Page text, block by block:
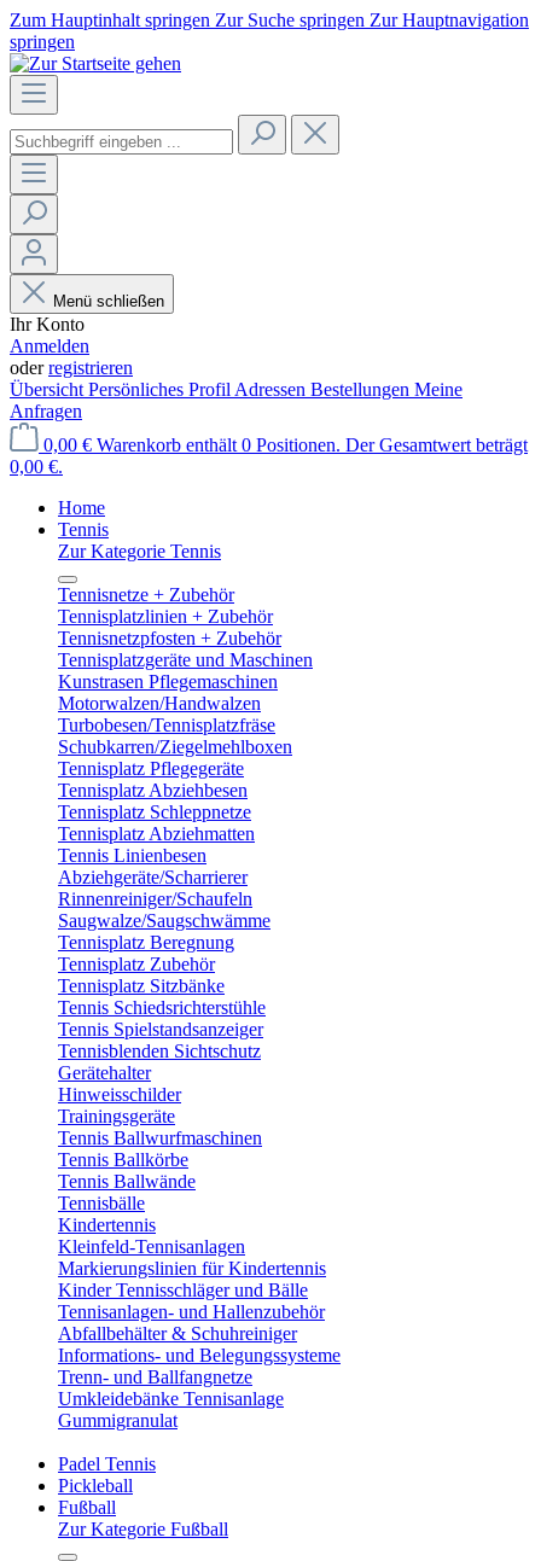
Zum Hauptinhalt springen Zur Suche springen Zur Hauptnavigation
springen
Menü schließen
Ihr Konto
Anmelden
oderregistrieren
Übersicht Persönliches Profil Adressen Bestellungen Meine
Anfragen
0,00 € Warenkorb enthält 0 Positionen. Der Gesamtwert beträgt
0,00 €.
Home
Tennis
Zur Kategorie Tennis
Tennisnetze + Zubehör
Tennisplatzlinien + Zubehör
Tennisnetzpfosten + Zubehör
Tennisplatzgeräte und Maschinen
Kunstrasen Pflegemaschinen
Motorwalzen/Handwalzen
Turbobesen/Tennisplatzfräse
Schubkarren/Ziegelmehlboxen
Tennisplatz Pflegegeräte
Tennisplatz Abziehbesen
Tennisplatz Schleppnetze
Tennisplatz Abziehmatten
Tennis Linienbesen
Abziehgeräte/Scharrierer
Rinnenreiniger/Schaufeln
Saugwalze/Saugschwämme
Tennisplatz Beregnung
Tennisplatz Zubehör
Tennisplatz Sitzbänke
Tennis Schiedsrichterstühle
Tennis Spielstandsanzeiger
Tennisblenden Sichtschutz
Gerätehalter
Hinweisschilder
Trainingsgeräte
Tennis Ballwurfmaschinen
Tennis Ballkörbe
Tennis Ballwände
Tennisbälle
Kindertennis
Kleinfeld-Tennisanlagen
Markierungslinien für Kindertennis
Kinder Tennisschläger und Bälle
Tennisanlagen- und Hallenzubehör
Abfallbehälter & Schuhreiniger
Informations- und Belegungssysteme
Trenn- und Ballfangnetze
Umkleidebänke Tennisanlage
Gummigranulat
Padel Tennis
Pickleball
Fußball
Zur Kategorie Fußball